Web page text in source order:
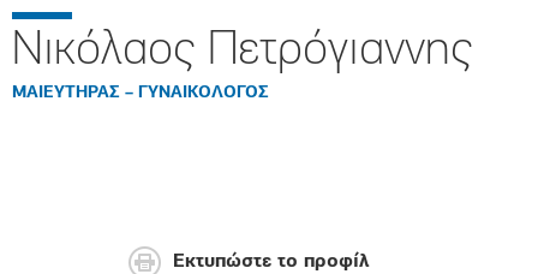
Νικόλαος Πετρόγιαννης
ΜΑΙΕΥΤΗΡΑΣ – ΓΥΝΑΙΚΟΛΟΓΟΣ
Εκτυπώστε το προφίλ